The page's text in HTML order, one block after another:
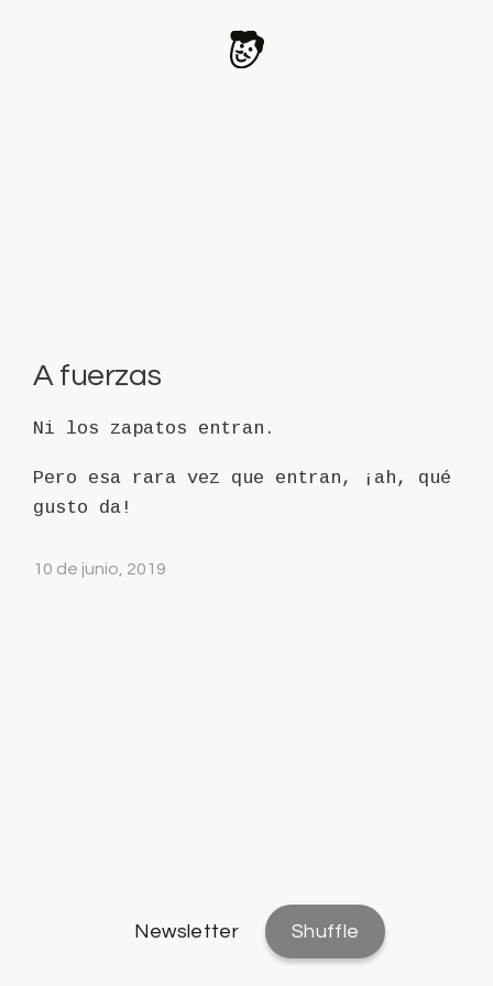
A fuerzas
Ni los zapatos entran.
Pero esa rara vez que entran, ¡ah, qué
gusto da!
10 de junio, 2019
Newsletter Shuffle